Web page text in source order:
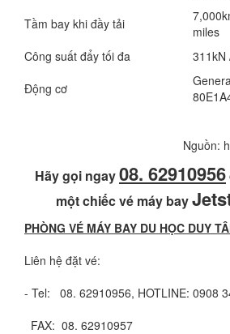
Tầm bay khi đầy tải
miles
Công suất đẩy tối đa
311kN
Động cơ
Nguồn:
Hãy gọi ngay08. 62910956
một chiếc vé máy bay
PHÒNG VÉ MÁY BAY DU HỌC DUY
Liên hệ đặt vé:
- Tel: 08. 62910956, HOTLINE: 0908
FAX: 08. 62910957